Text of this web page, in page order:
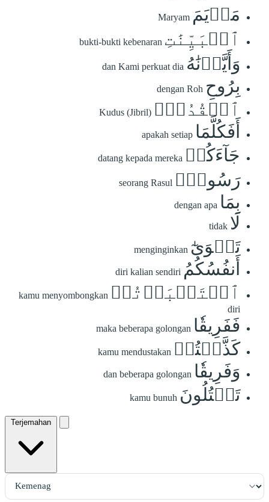
مَرۡيَمَ Maryam
ٱلۡبَيِّنَٰتِ bukti-bukti kebenaran
وَأَيَّدۡنَٰهُ dan Kami perkuat dia
بِرُوحِ dengan Roh
ٱلۡقُدُسِۗ Kudus (Jibril)
أَفَكُلَّمَا apakah setiap
جَآءَكُمۡ datang kepada mereka
رَسُولُۢ seorang Rasul
بِمَا dengan apa
لَا tidak
تَهۡوَىٰٓ menginginkan
أَنفُسُكُمُ diri kalian sendiri
ٱسۡتَكۡبَرۡتُمۡ kamu menyombongkan
diri
فَفَرِيقٗا maka beberapa golongan
كَذَّبۡتُمۡ kamu mendustakan
وَفَرِيقٗا dan beberapa golongan
تَقۡتُلُونَ kamu bunuh
Terjemahan